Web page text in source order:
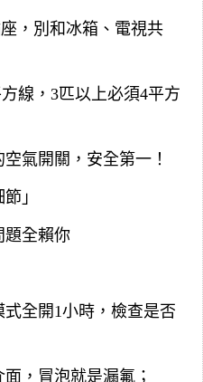
，別和冰箱、電視共
線，3匹以上必須4平方
氣開關，安全第一！
」
題全賴你
全開1小時，檢查是否
，冒泡就是漏氟；